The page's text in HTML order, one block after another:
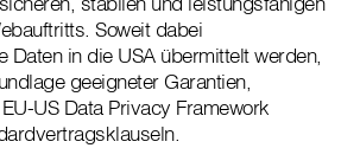
Soweit dabei
Daten in die USA übermittelt werden,
geeigneter Garantien,
US Data Privacy Framework